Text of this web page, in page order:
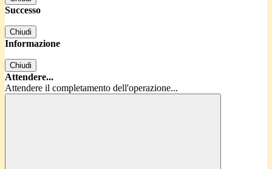
Successo
Chiudi
Informazione
Chiudi
Attendere...
Attendere il completamento dell'operazione...